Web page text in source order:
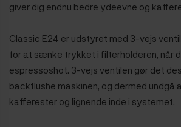
giver dig endnu bedre ydeevne og
Classic E24 er udstyret med 3-vejs
for at sænke trykket i filterholderen, når
espressoshot. 3-vejs ventilen gør det
backflushe maskinen, og dermed
kafferester og lignende inde i systemet.